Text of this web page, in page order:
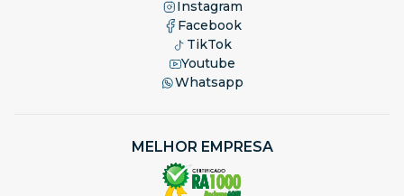
Instagram
Facebook
TikTok
Youtube
Whatsapp
MELHOR EMPRESA